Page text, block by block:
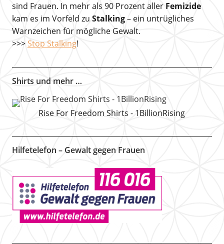
sind Frauen. In mehr als 90 Prozent aller Femizide
kam es im Vorfeld zu Stalking– ein untrügliches
Warnzeichen für mögliche Gewalt.
>>> Stop Stalking!
Shirts und mehr …
Rise For Freedom Shirts - 1BillionRising
Hilfetelefon – Gewalt gegen Frauen